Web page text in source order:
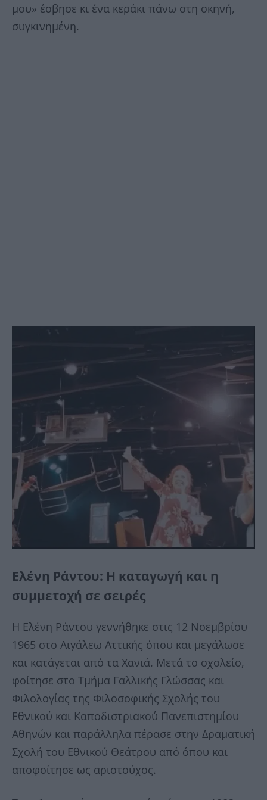
μου» έσβησε κι ένα κεράκι πάνω στη σκηνή,
συγκινημένη.
Ελένη Ράντου: Η καταγωγή και η
συμμετοχή σε σειρές
Η Ελένη Ράντου γεννήθηκε στις 12 Νοεμβρίου
1965 στο Αιγάλεω Αττικής όπου και μεγάλωσε
και κατάγεται από τα Χανιά. Μετά το σχολείο,
φοίτησε στο Τμήμα Γαλλικής Γλώσσας και
Φιλολογίας της Φιλοσοφικής Σχολής του
Εθνικού και Καποδιστριακού Πανεπιστημίου
Αθηνών και παράλληλα πέρασε στην Δραματική
Σχολή του Εθνικού Θεάτρου από όπου και
αποφοίτησε ως αριστούχος.